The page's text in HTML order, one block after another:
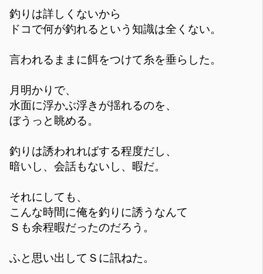
釣りは詳しくないから
ドコで何が釣れるという知識は全くない。
言われるままに餌をつけて糸を垂らした。
月明かりで、
水面に浮かぶ浮きが揺れるのを、
ぼうっと眺める。
釣りは誘われればする程度だし、
暗いし、会話もないし、暇だ。
それにしても、
こんな時間に俺を釣りに誘うなんて
Ｓも余程暇だったのだろう。
ふと思い出してＳに訊ねた。